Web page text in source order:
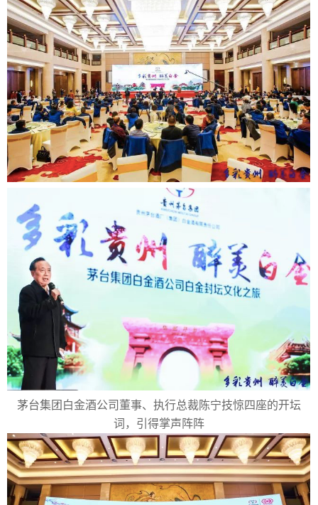
茅台集团白金酒公司董事、执行总裁陈宁技惊四座的开坛
词，引得掌声阵阵